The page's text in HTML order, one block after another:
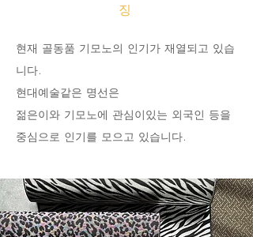
징
현재 골동품 기모노의 인기가 재열되고 있습
니다.
현대예술같은 명선은
젊은이와 기모노에 관심이있는 외국인 등을
중심으로 인기를 모으고 있습니다.